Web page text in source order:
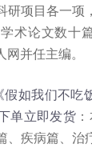
研项目各一项
术论文数十
并任主编。
假如我们不
单立即发货
疾病篇、治